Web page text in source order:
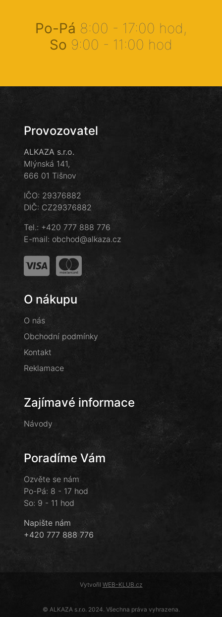
Po-Pá 8:00 - 17:00 hod,
So 9:00 - 11:00 hod
Provozovatel
ALKAZA s.r.o.
Mlýnská 141,
666 01 Tišnov
IČO: 29376882
DIČ: CZ29376882
Tel.: +420 777 888 776
E-mail: obchod@alkaza.cz
O nákupu
O nás
Obchodní podmínky
Kontakt
Reklamace
Zajímavé informace
Návody
Poradíme Vám
Ozvěte se nám
Po-Pá: 8 - 17 hod
So: 9 - 11 hod
Napište nám
+420 777 888 776
Vytvořil WEB-KLUB.cz
© ALKAZA s.r.o. 2024. Všechna práva vyhrazena.